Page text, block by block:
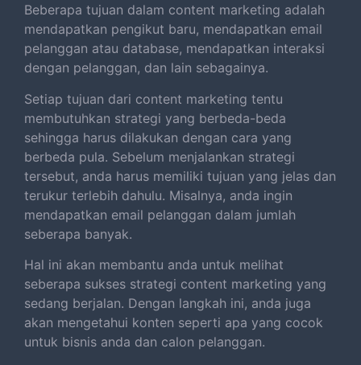
Beberapa tujuan dalam content marketing adalah
mendapatkan pengikut baru, mendapatkan email
pelanggan atau database, mendapatkan interaksi
dengan pelanggan, dan lain sebagainya.
Setiap tujuan dari content marketing tentu
membutuhkan strategi yang berbeda-beda
sehingga harus dilakukan dengan cara yang
berbeda pula. Sebelum menjalankan strategi
tersebut, anda harus memiliki tujuan yang jelas dan
terukur terlebih dahulu. Misalnya, anda ingin
mendapatkan email pelanggan dalam jumlah
seberapa banyak.
Hal ini akan membantu anda untuk melihat
seberapa sukses strategi content marketing yang
sedang berjalan. Dengan langkah ini, anda juga
akan mengetahui konten seperti apa yang cocok
untuk bisnis anda dan calon pelanggan.